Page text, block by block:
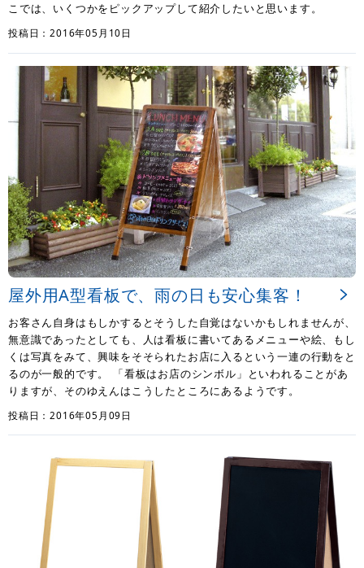
こでは、いくつかをピックアップして紹介したいと思います。
投稿日：2016年05月10日
屋外用A型看板で、雨の日も安心集客！
お客さん自身はもしかするとそうした自覚はないかもしれませんが、
無意識であったとしても、人は看板に書いてあるメニューや絵、もし
くは写真をみて、興味をそそられたお店に入るという一連の行動をと
るのが一般的です。 「看板はお店のシンボル」といわれることがあ
りますが、そのゆえんはこうしたところにあるようです。
投稿日：2016年05月09日